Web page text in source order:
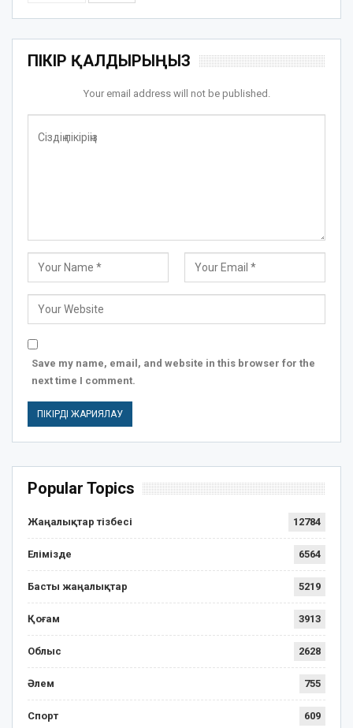
ПІКІР ҚАЛДЫРЫҢЫЗ
Your email address will not be published.
Save my name, email, and website in this browser for the
next time I comment.
Popular Topics
Жаңалықтар тізбесі 12784
Елімізде 6564
Басты жаңалықтар 5219
Қоғам 3913
Облыс 2628
Әлем 755
Спорт 609